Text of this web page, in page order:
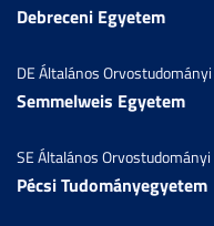
Debreceni Egyetem
DE Általános
Semmelweis Egyetem
SE Általános Orvostudományi
Pécsi Tudományegyetem